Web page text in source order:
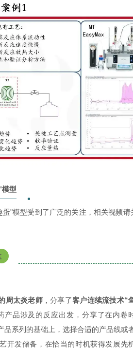
型
"模型受到了广泛的关注，相关视频请
周太炎老师，分享了客户连续流技术“
产品涉及的反应出发，分享了在内卷
品系列的基础上，选择合适的产品线或
开发储备，在恰当的时机获得发展先